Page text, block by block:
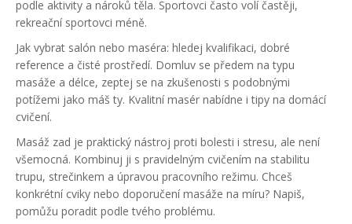
podle aktivity a nároků těla. Sportovci často volí častěji,
rekreační sportovci méně.
Jak vybrat salón nebo maséra: hledej kvalifikaci, dobré
reference a čisté prostředí. Domluv se předem na typu
masáže a délce, zeptej se na zkušenosti s podobnými
potížemi jako máš ty. Kvalitní masér nabídne i tipy na domácí
cvičení.
Masáž zad je praktický nástroj proti bolesti i stresu, ale není
všemocná. Kombinuj ji s pravidelným cvičením na stabilitu
trupu, strečinkem a úpravou pracovního režimu. Chceš
konkrétní cviky nebo doporučení masáže na míru? Napiš,
pomůžu poradit podle tvého problému.